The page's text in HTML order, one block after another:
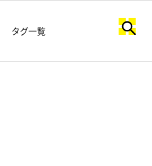
タグ一覧